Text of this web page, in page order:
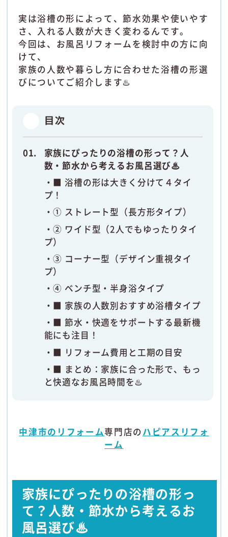
実は浴槽の形によって、節水効果や使いやす
さ、入れる人数が大きく変わるんです。
今回は、お風呂リフォームを検討中の方に向
けて、
家族の人数や暮らし方に合わせた浴槽の形選
びについてご紹介します♨️
目次
家族にぴったりの浴槽の形って？人
数・節水から考えるお風呂選び♨
■ 浴槽の形は大きく分けて４タイ
プ！
① ストレート型（長方形タイプ）
② ワイド型（2人でもゆったりタイ
プ）
③ コーナー型（デザイン重視タイ
プ）
④ ベンチ型・半身浴タイプ
■ 家族の人数別おすすめ浴槽タイプ
■ 節水・快適をサポートする最新機
能にも注目！
■ リフォーム費用と工期の目安
■ まとめ：家族に合った形で、もっ
と快適なお風呂時間を♨️
中津市のリフォーム専門店のハピアスリフォ
ーム
家族にぴったりの浴槽の形っ
て？人数・節水から考えるお
風呂選び♨